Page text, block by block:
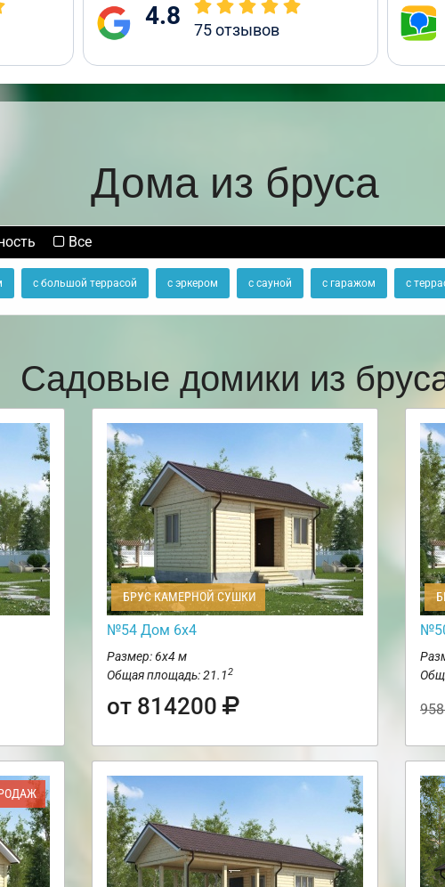
4.8 75отзывов
Дома из бруса
Все
с большой террасой с эркером с сауной с гаражом с
Садовые домики из
БРУС КАМЕРНОЙ СУШКИ
№54 Дом 6х4
Размер: 6х4 м
Общая площадь: 21.12
от 814200